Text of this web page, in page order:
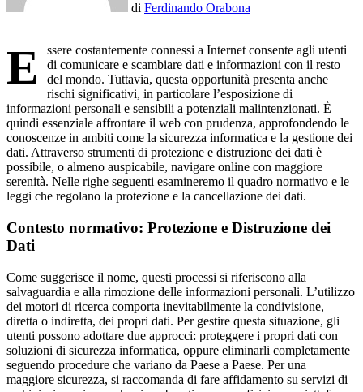
di Ferdinando Orabona
E
ssere costantemente connessi a Internet consente agli utenti
di comunicare e scambiare dati e informazioni con il resto
del mondo. Tuttavia, questa opportunità presenta anche
rischi significativi, in particolare l’esposizione di
informazioni personali e sensibili a potenziali malintenzionati. È
quindi essenziale affrontare il web con prudenza, approfondendo le
conoscenze in ambiti come la sicurezza informatica e la gestione dei
dati. Attraverso strumenti di protezione e distruzione dei dati è
possibile, o almeno auspicabile, navigare online con maggiore
serenità. Nelle righe seguenti esamineremo il quadro normativo e le
leggi che regolano la protezione e la cancellazione dei dati.
Contesto normativo: Protezione e Distruzione dei
Dati
Come suggerisce il nome, questi processi si riferiscono alla
salvaguardia e alla rimozione delle informazioni personali. L’utilizzo
dei motori di ricerca comporta inevitabilmente la condivisione,
diretta o indiretta, dei propri dati. Per gestire questa situazione, gli
utenti possono adottare due approcci: proteggere i propri dati con
soluzioni di sicurezza informatica, oppure eliminarli completamente
seguendo procedure che variano da Paese a Paese. Per una
maggiore sicurezza, si raccomanda di fare affidamento su servizi di